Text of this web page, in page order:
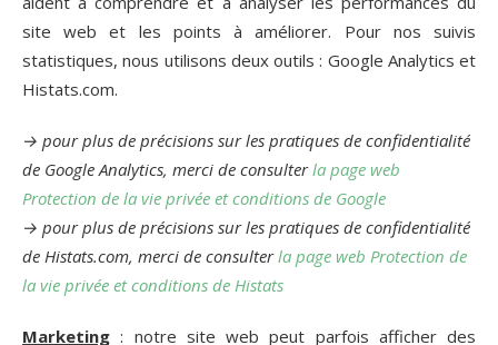
site web et les points à améliorer. Pour nos suivis
statistiques, nous utilisons deux outils : Google Analytics et
Histats.com.
→ pour plus de précisions sur les pratiques de confidentialité
de Google Analytics, merci de consulterla page web
Protection de la vie privée et conditions de Google
→ pour plus de précisions sur les pratiques de confidentialité
de Histats.com, merci de consulterla page web Protection de
la vie privée et conditions de Histats
Marketing : notre site web peut parfois afficher des